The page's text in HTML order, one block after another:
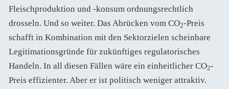
Fleischproduktion und -konsum ordnungsrechtlich
drosseln. Und so weiter. Das Abrücken vom CO2-Preis
schafft in Kombination mit den Sektorzielen scheinbare
Legitimationsgründe für zukünftiges regulatorisches
Handeln. In all diesen Fällen wäre ein einheitlicher CO2-
Preis effizienter. Aber er ist politisch weniger attraktiv.